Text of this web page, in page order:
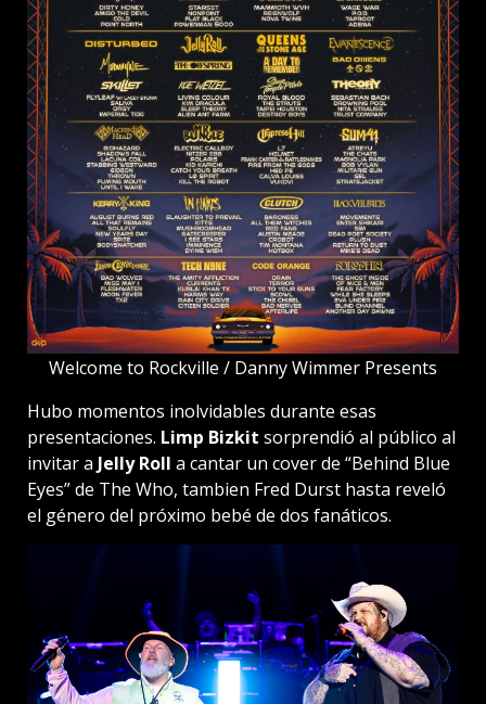
Welcome to Rockville / Danny Wimmer Presents
Hubo momentos inolvidables durante esas
presentaciones. Limp Bizkit sorprendió al público al
invitar a Jelly Roll a cantar un cover de “Behind Blue
Eyes” de The Who, tambien Fred Durst hasta reveló
el género del próximo bebé de dos fanáticos.